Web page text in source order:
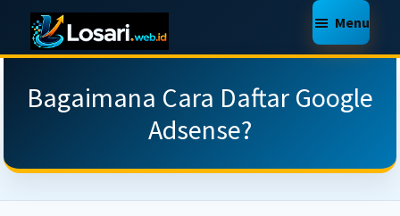
content
sidebar
LOSARI
SERVICE
Jasa
Pembuatan
Website,
Online,
Web
Menu
Bagaimana Cara Daftar Google
Adsense?